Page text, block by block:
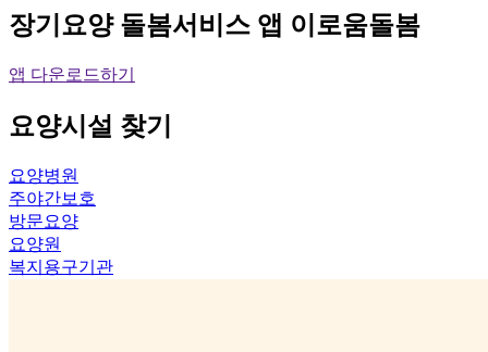
장기요양 돌봄서비스 앱 이로움돌봄
앱 다운로드하기
요양시설 찾기
요양병원
주야간보호
방문요양
요양원
복지용구기관